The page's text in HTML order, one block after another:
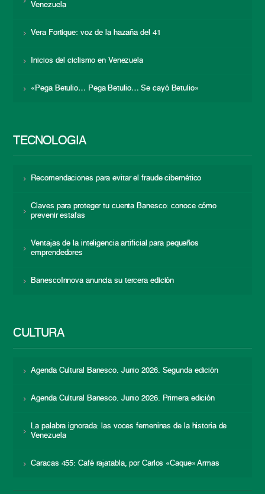
Venezuela
Vera Fortique: voz de la hazaña del 41
Inicios del ciclismo en Venezuela
«Pega Betulio… Pega Betulio… Se cayó Betulio»
TECNOLOGÍA
Recomendaciones para evitar el fraude cibernético
Claves para proteger tu cuenta Banesco: conoce cómo
prevenir estafas
Ventajas de la inteligencia artificial para pequeños
emprendedores
BanescoInnova anuncia su tercera edición
CULTURA
Agenda Cultural Banesco. Junio 2026. Segunda edición
Agenda Cultural Banesco. Junio 2026. Primera edición
La palabra ignorada: las voces femeninas de la historia de
Venezuela
Caracas 455: Café rajatabla, por Carlos «Caque» Armas